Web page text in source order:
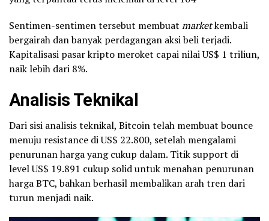
Sentimen-sentimen tersebut membuat marketkembali
bergairah dan banyak perdagangan aksi beli terjadi.
Kapitalisasi pasar kripto meroket capai nilai US$ 1 triliun,
naik lebih dari 8%.
Analisis Teknikal
Dari sisi analisis teknikal, Bitcoin telah membuat bounce
menuju resistance di US$ 22.800, setelah mengalami
penurunan harga yang cukup dalam. Titik support di
level US$ 19.891 cukup solid untuk menahan penurunan
harga BTC, bahkan berhasil membalikan arah tren dari
turun menjadi naik.